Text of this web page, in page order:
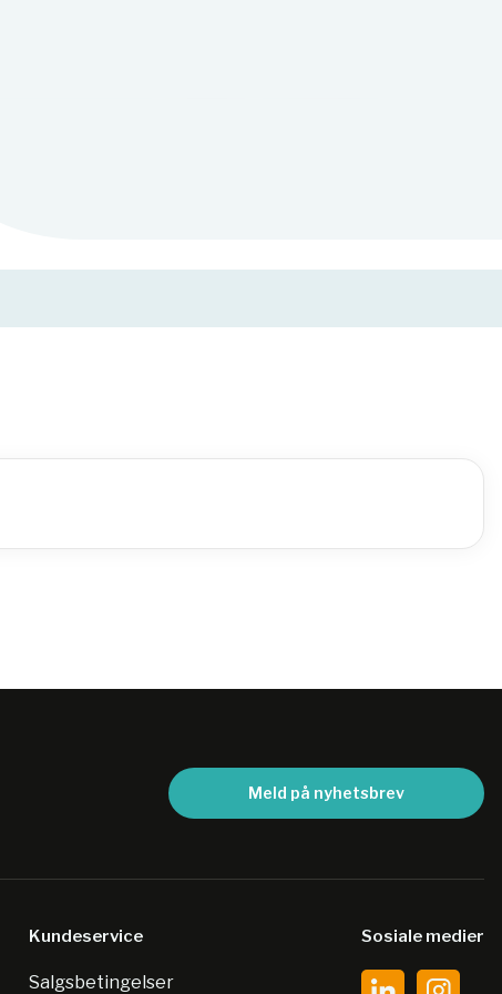
Meld på nyhetsbrev
Kundeservice
Salgsbetingelser
Sosiale medier